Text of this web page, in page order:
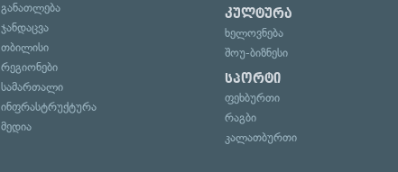
განათლება
ჯანდაცვა
თბილისი
რეგიონები
სამართალი
ინფრასტრუქტურა
მედია
კულტურა
ხელოვნება
შოუ-ბიზნესი
სპორტი
ფეხბურთი
რაგბი
კალათბურთი